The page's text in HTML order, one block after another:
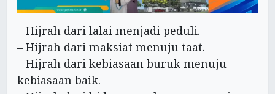
– Hijrah dari lalai menjadi peduli.
– Hijrah dari maksiat menuju taat.
– Hijrah dari kebiasaan buruk menuju
kebiasaan baik.